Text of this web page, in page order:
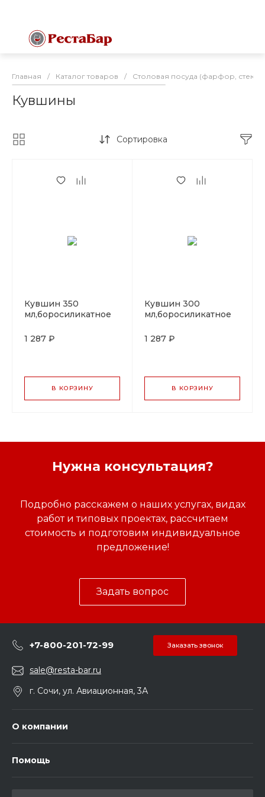
Главная / Каталог товаров / Столовая посуда (фарфор,
Кувшины
Сортировка
Кувшин 350
мл,боросиликатное
Coffee
1 287 ₽
В КОРЗИНУ
Кувшин 300
мл,боросиликатное
Coffee
1 287 ₽
В КОРЗИНУ
Нужна консультация?
Подробно расскажем о наших услугах, видах
работ и типовых проектах, рассчитаем
стоимость и подготовим индивидуальное
предложение!
Задать вопрос
+7-800-201-72-99 Заказать звонок
sale@resta-bar.ru
г. Сочи, ул. Авиационная, 3А
О компании
Помощь